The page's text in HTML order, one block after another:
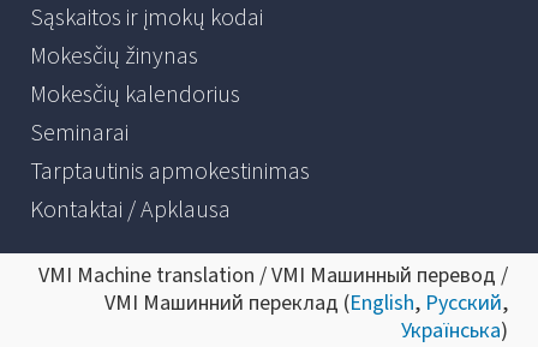
Sąskaitos ir įmokų kodai
Mokesčių žinynas
Mokesčių kalendorius
Seminarai
Tarptautinis apmokestinimas
Kontaktai / Apklausa
VMI Machine translation / VMI Машинный перевод /
VMI Машинний переклад (English, Русский,
Українська)